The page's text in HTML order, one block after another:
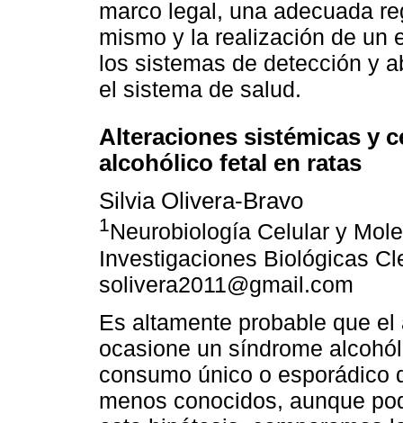
marco legal, una adecuada
mismo y la realización de un
los sistemas de detección y
el sistema de salud.
Alteraciones sistémicas y
alcohólico fetal en ratas
Silvia Olivera-Bravo
1Neurobiología Celular y
Investigaciones Biológicas
solivera2011@gmail.com
Es altamente probable que
ocasione un síndrome
consumo único o esporádico
menos conocidos, aunque